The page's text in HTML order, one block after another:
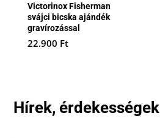
Victorinox Fisherman
svájci bicska ajándék
gravírozással
22.900 Ft
Hírek, érdekességek